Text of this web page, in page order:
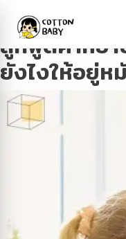
Tag:ลูกติดค
ลูกพูดคำหย
ยังไงให้อยู่ห